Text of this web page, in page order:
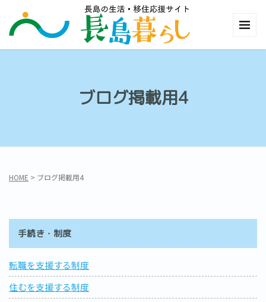
ブログ掲載用4
HOME > ブログ掲載用4
手続き・制度
転職を支援する制度
住むを支援する制度